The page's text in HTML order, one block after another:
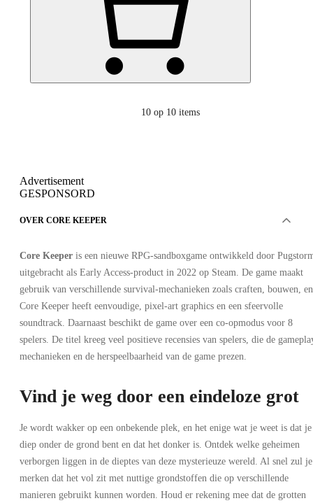
10 op 10 items
Advertisement
GESPONSORD
OVER CORE KEEPER
Core Keeper is een nieuwe RPG-sandboxgame ontwikkeld door
uitgebracht als Early Access-product in 2022 op Steam. De game maakt
gebruik van verschillende survival-mechanieken zoals craften, bouwen,
Core Keeper heeft eenvoudige, pixel-art graphics en een sfeervolle
soundtrack. Daarnaast beschikt de game over een co-opmodus voor 8
spelers. De titel kreeg veel positieve recensies van spelers, die de
mechanieken en de herspeelbaarheid van de game prezen.
Vind je weg door een eindeloze grot
Je wordt wakker op een onbekende plek, en het enige wat je weet is dat je
diep onder de grond bent en dat het donker is. Ontdek welke geheimen
verborgen liggen in de dieptes van deze mysterieuze wereld. Al snel zul je
merken dat het vol zit met nuttige grondstoffen die op verschillende
manieren gebruikt kunnen worden. Houd er rekening mee dat de grotten